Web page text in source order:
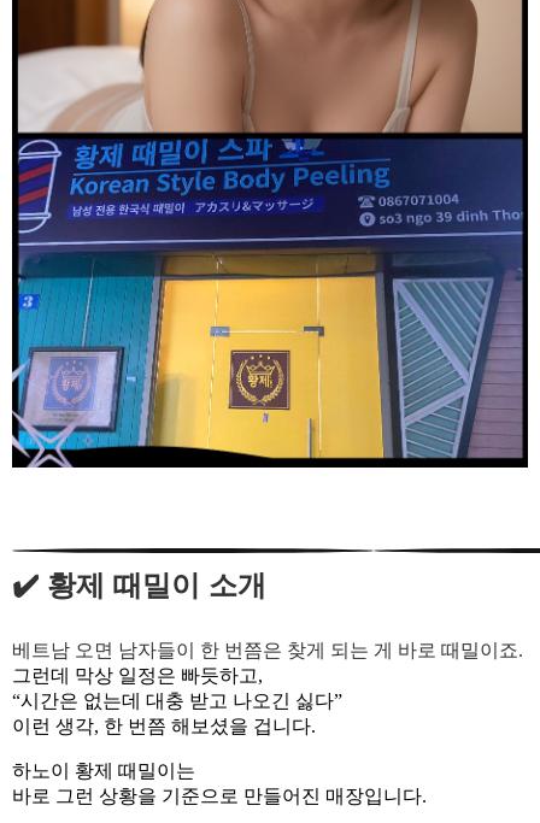
✔️ 황제 때밀이 소개
베트남 오면 남자들이 한 번쯤은 찾게 되는 게 바로 때밀이죠.
그런데 막상 일정은 빠듯하고,
“시간은 없는데 대충 받고 나오긴 싫다”
이런 생각, 한 번쯤 해보셨을 겁니다.
하노이 황제 때밀이는
바로 그런 상황을 기준으로 만들어진 매장입니다.